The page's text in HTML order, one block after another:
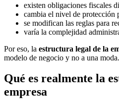
existen obligaciones fiscales
cambia el nivel de protección
se modifican las reglas para
varía la complejidad
Por eso, la estructura legal de la
modelo de negocio y no a una moda.
Qué es realmente la
empresa